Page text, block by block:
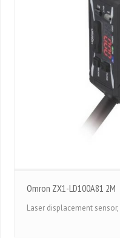
Omron ZX1-LD100A81 2M
Laser displacement